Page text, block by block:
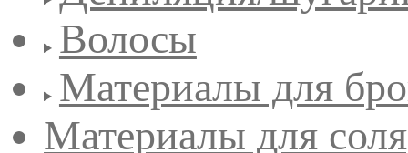
Волосы
Материалы для
Материалы для